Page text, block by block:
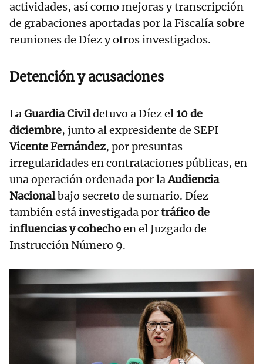
actividades, así como mejoras y transcripción
de grabaciones aportadas por la Fiscalía sobre
reuniones de Díez y otros investigados.
Detención y acusaciones
LaGuardia Civildetuvo a Díez el10 de
diciembre, junto al expresidente de SEPI
Vicente Fernández, por presuntas
irregularidades en contrataciones públicas, en
una operación ordenada por laAudiencia
Nacionalbajo secreto de sumario. Díez
también está investigada portráfico de
influencias y cohechoen el Juzgado de
Instrucción Número 9.